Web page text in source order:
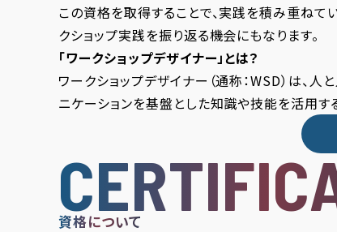
この資格を取得することで、実践を積み重ね
クショップ実践を振り返る機会にもなります。
「ワークショップデザイナー」とは？
ワークショップデザイナー（通称：WSD）は、
ニケーションを基盤とした知識や技能を活用す
資格について